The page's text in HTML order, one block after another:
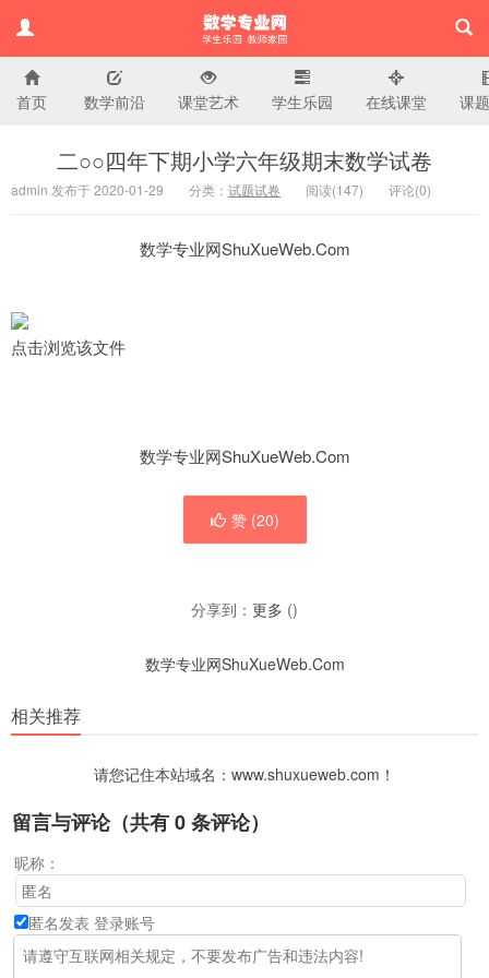
小学数学专业网
首页 数学前沿 课堂艺术 学生乐园 在线课堂 课
二○○四年下期小学六年级期末数学试卷
admin 发布于 2020-01-29 分类： 试题试卷 阅读(147) 评论(0)
数学专业网ShuXueWeb.Com
点击浏览该文件
数学专业网ShuXueWeb.Com
赞 (20)
分享到： 更多 ()
数学专业网ShuXueWeb.Com
相关推荐
请您记住本站域名：www.shuxueweb.com！
留言与评论（共有0条评论）
昵称：
匿名发表 登录账号